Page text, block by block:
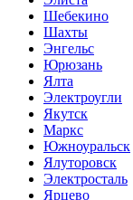
Шебекино
Шахты
Энгельс
Юрюзань
Ялта
Электроугли
Якутск
Маркс
Южноуральск
Ялуторовск
Электросталь
Ярцево